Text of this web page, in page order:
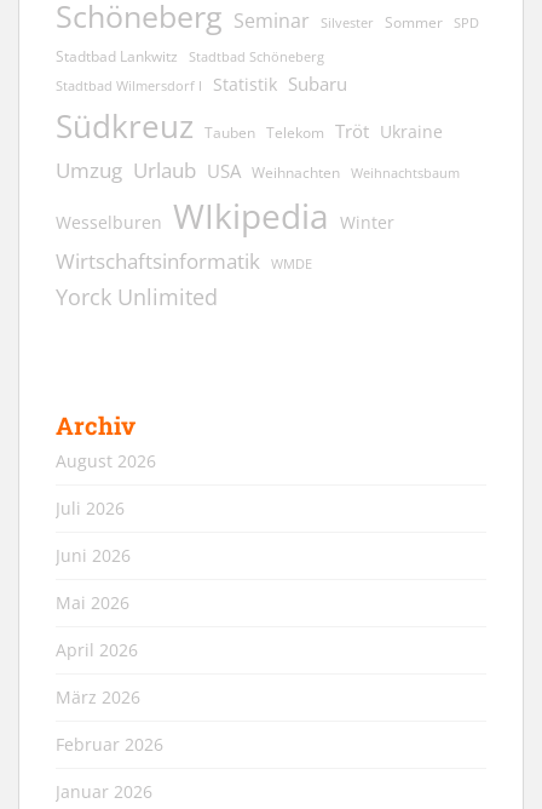
Schöneberg Seminar Silvester Sommer SPD
Stadtbad Lankwitz Stadtbad Schöneberg
Stadtbad Wilmersdorf I Statistik Subaru
Südkreuz Tauben Telekom Tröt Ukraine
Umzug Urlaub USA Weihnachten Weihnachtsbaum
Wesselburen WIkipedia Winter
Wirtschaftsinformatik WMDE
Yorck Unlimited
Archiv
August 2026
Juli 2026
Juni 2026
Mai 2026
April 2026
März 2026
Februar 2026
Januar 2026